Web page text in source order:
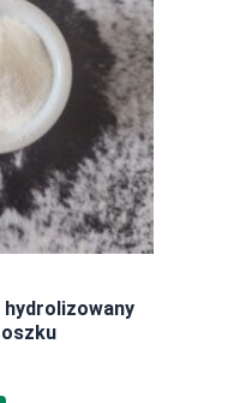
hydrolizowany
wiele
wariantów.
Opcje
można
wybrać
na
stronie
produktu